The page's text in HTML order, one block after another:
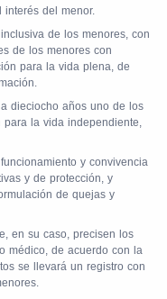
del menor.
de los menores, con
de los menores con
para la vida plena, de
dieciocho años uno de los
la vida independiente,
y convivencia
y de protección, y
de quejas y
en su caso, precisen los
médico, de acuerdo con la
se llevará un registro con